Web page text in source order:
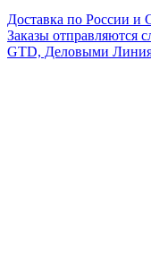
Доставка по России и
Заказы
GTD, Деловыми